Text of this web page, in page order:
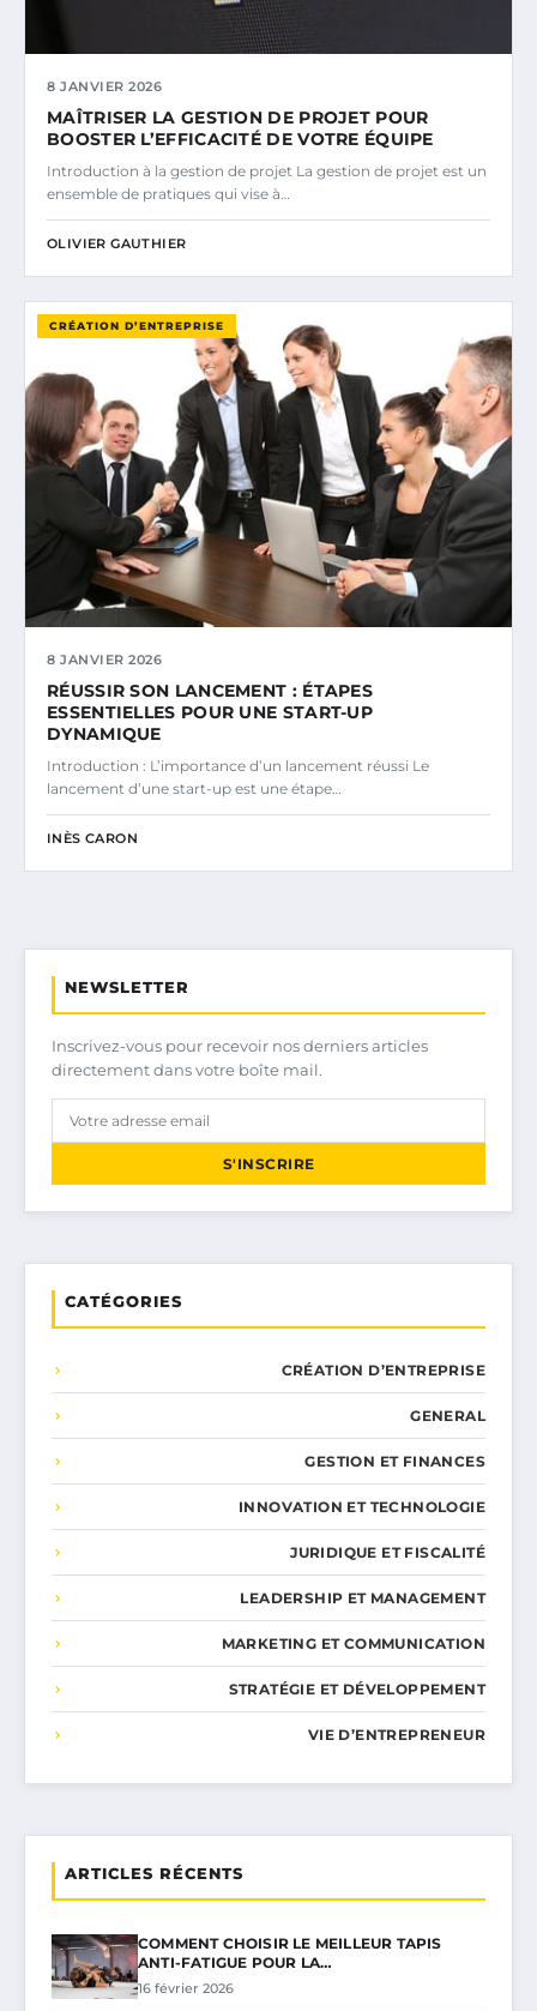
8 JANVIER 2026
MAÎTRISER LA GESTION DE PROJET POUR
BOOSTER L’EFFICACITÉ DE VOTRE ÉQUIPE
Introduction à la gestion de projet La gestion de projet est un
ensemble de pratiques qui vise à…
OLIVIER GAUTHIER
CRÉATION D’ENTREPRISE
8 JANVIER 2026
RÉUSSIR SON LANCEMENT : ÉTAPES
ESSENTIELLES POUR UNE START-UP
DYNAMIQUE
Introduction : L’importance d’un lancement réussi Le
lancement d’une start-up est une étape…
INÈS CARON
NEWSLETTER
Inscrivez-vous pour recevoir nos derniers articles
directement dans votre boîte mail.
S'INSCRIRE
CATÉGORIES
CRÉATION D’ENTREPRISE
GENERAL
GESTION ET FINANCES
INNOVATION ET TECHNOLOGIE
JURIDIQUE ET FISCALITÉ
LEADERSHIP ET MANAGEMENT
MARKETING ET COMMUNICATION
STRATÉGIE ET DÉVELOPPEMENT
VIE D’ENTREPRENEUR
ARTICLES RÉCENTS
COMMENT CHOISIR LE MEILLEUR TAPIS
ANTI-FATIGUE POUR LA…
16 février 2026